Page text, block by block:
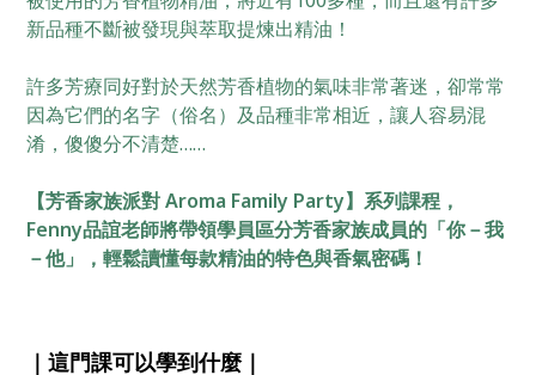
新品種不斷被發現與萃取提煉出精油！
許多芳療同好對於天然芳香植物的氣味非常著迷，卻常常
因為它們的名字（俗名）及品種非常相近，讓人容易混
淆，傻傻分不清楚……
【芳香家族派對 Aroma Family Party】系列課程，
Fenny品誼老師將帶領學員區分芳香家族成員的「你－我
－他」，輕鬆讀懂每款精油的特色與香氣密碼！
｜這門課可以學到什麼｜